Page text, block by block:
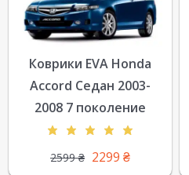
Коврики EVA Honda
Accord Седан 2003-
2008 7 поколение
2599₴ 2299 ₴